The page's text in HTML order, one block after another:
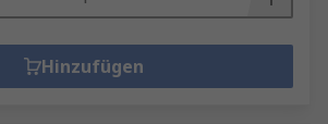
Hinzufügen